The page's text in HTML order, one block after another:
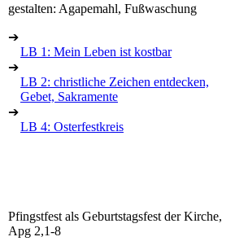
gestalten: Agapemahl, Fußwaschung
➔
LB 1: Mein Leben ist kostbar
➔
LB 2: christliche Zeichen entdecken,
Gebet, Sakramente
➔
LB 4: Osterfestkreis
Pfingstfest als Geburtstagsfest der Kirche,
Apg 2,1-8